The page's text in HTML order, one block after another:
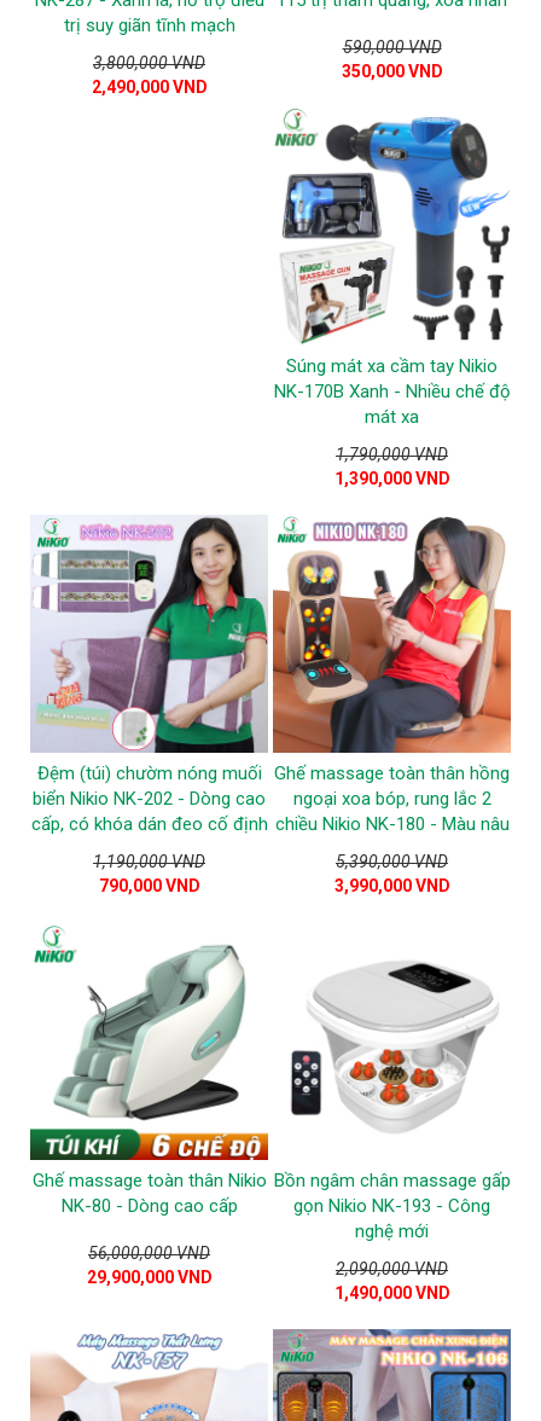
trị suy giãn tĩnh mạch
3,800,000 VND
2,490,000 VND
590,000 VND
350,000 VND
Súng mát xa cầm tay Nikio
NK-170B Xanh - Nhiều chế độ
mát xa
1,790,000 VND
1,390,000 VND
Đệm (túi) chườm nóng muối
biển Nikio NK-202 - Dòng cao
cấp, có khóa dán đeo cố định
1,190,000 VND
790,000 VND
Ghế massage toàn thân hồng
ngoại xoa bóp, rung lắc 2
chiều Nikio NK-180 - Màu nâu
5,390,000 VND
3,990,000 VND
Ghế massage toàn thân Nikio
NK-80 - Dòng cao cấp
56,000,000 VND
29,900,000 VND
Bồn ngâm chân massage gấp
gọn Nikio NK-193 - Công
nghệ mới
2,090,000 VND
1,490,000 VND